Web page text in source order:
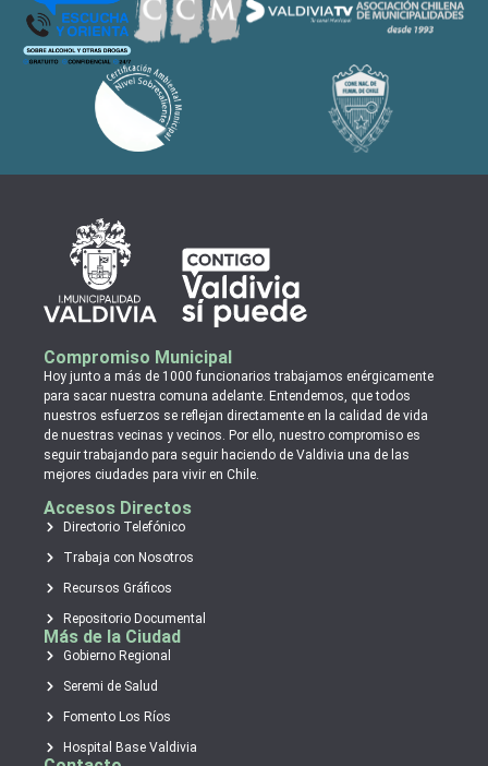
Compromiso Municipal
Hoy junto a más de 1000 funcionarios trabajamos enérgicamente
para sacar nuestra comuna adelante. Entendemos, que todos
nuestros esfuerzos se reflejan directamente en la calidad de vida
de nuestras vecinas y vecinos. Por ello, nuestro compromiso es
seguir trabajando para seguir haciendo de Valdivia una de las
mejores ciudades para vivir en Chile.
Accesos Directos
Directorio Telefónico
Trabaja con Nosotros
Recursos Gráficos
Repositorio Documental
Más de la Ciudad
Gobierno Regional
Seremi de Salud
Fomento Los Ríos
Hospital Base Valdivia